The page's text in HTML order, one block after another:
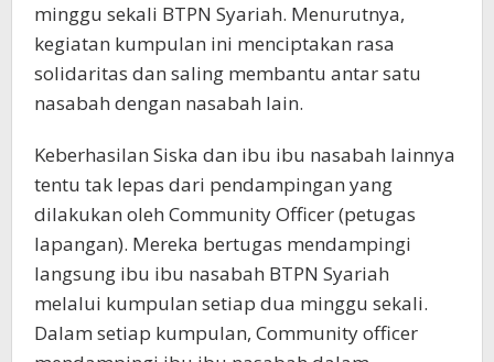
minggu sekali BTPN Syariah. Menurutnya,
kegiatan kumpulan ini menciptakan rasa
solidaritas dan saling membantu antar satu
nasabah dengan nasabah lain.
Keberhasilan Siska dan ibu ibu nasabah lainnya
tentu tak lepas dari pendampingan yang
dilakukan oleh Community Officer (petugas
lapangan). Mereka bertugas mendampingi
langsung ibu ibu nasabah BTPN Syariah
melalui kumpulan setiap dua minggu sekali.
Dalam setiap kumpulan, Community officer